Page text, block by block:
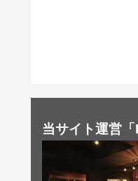
当サイト運営